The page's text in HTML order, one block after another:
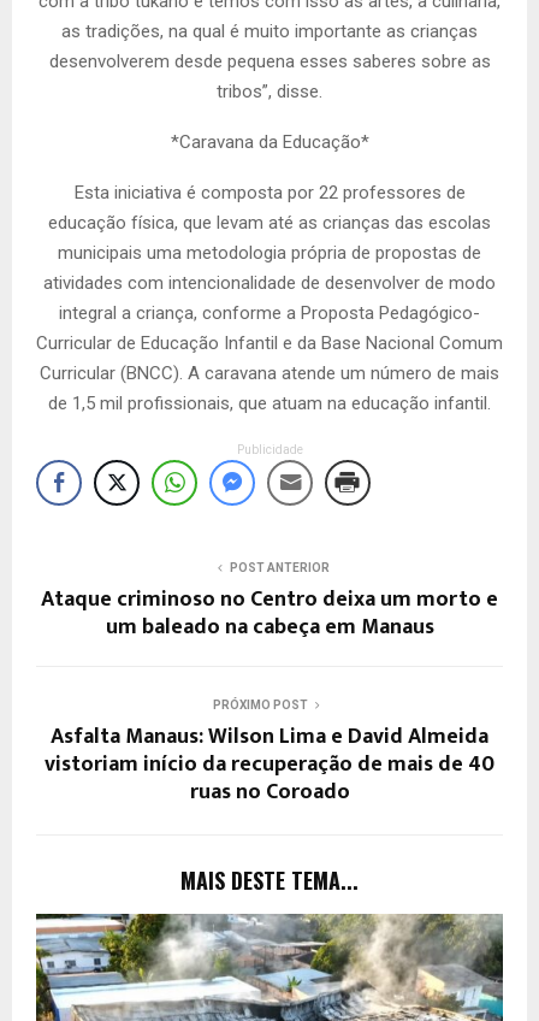
as tradições, na qual é muito importante as crianças
desenvolverem desde pequena esses saberes sobre as
tribos”, disse.
*Caravana da Educação*
Esta iniciativa é composta por 22 professores de
educação física, que levam até as crianças das escolas
municipais uma metodologia própria de propostas de
atividades com intencionalidade de desenvolver de modo
integral a criança, conforme a Proposta Pedagógico-
Curricular de Educação Infantil e da Base Nacional Comum
Curricular (BNCC). A caravana atende um número de mais
de 1,5 mil profissionais, que atuam na educação infantil.
Publicidade
POST ANTERIOR
Ataque criminoso no Centro deixa um morto e
um baleado na cabeça em Manaus
PRÓXIMO POST
Asfalta Manaus: Wilson Lima e David Almeida
vistoriam início da recuperação de mais de 40
ruas no Coroado
MAIS DESTE TEMA...